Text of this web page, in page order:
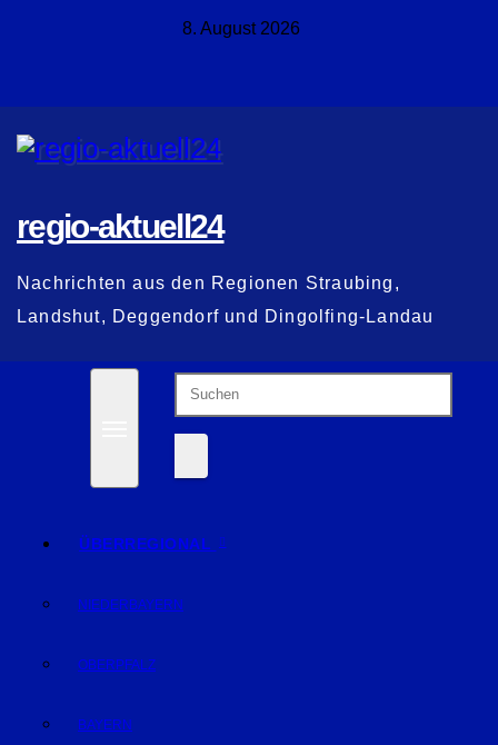
8. August 2026
regio-aktuell24
Nachrichten aus den Regionen Straubing,
Landshut, Deggendorf und Dingolfing-Landau
ÜBERREGIONAL
NIEDERBAYERN
OBERPFALZ
BAYERN